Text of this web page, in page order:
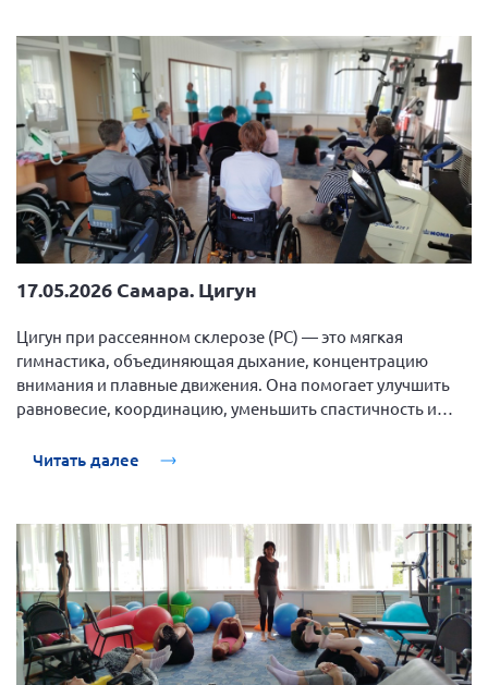
17.05.2026 Самара. Цигун
Цигун при рассеянном склерозе (РС) — это мягкая
гимнастика, объединяющая дыхание, концентрацию
внимания и плавные движения. Она помогает улучшить
равновесие, координацию, уменьшить спастичность и
контроля и адаптации под конкретного человека.
Читать далее